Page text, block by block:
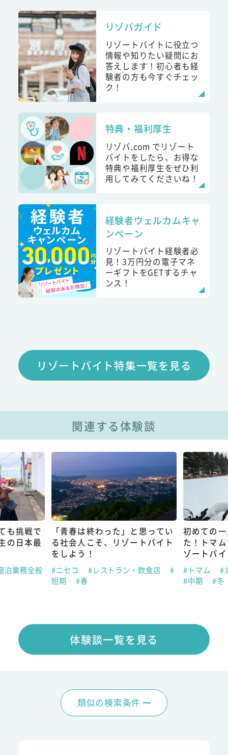
リゾバガイド
リゾートバイトに役立つ
情報や知りたい疑問にお
答えします！初心者も経
験者の方も今すぐチェッ
ク！
特典・福利厚生
リゾバ.com でリゾート
バイトをしたら、お得な
特典や福利厚生をぜひ利
用してみてくださいね！
経験者ウェルカムキャ
ンペーン
リゾートバイト経験者必
見！3万円分の電子マネ
ーギフトをGETするチャ
ンス！
リゾートバイト特集一覧を見る
関連する体験談
も挑戦で
の日本最
泊業務全般
「青春は終わった」と思ってい
る社会人こそ、リゾートバイト
をしよう！
#ニセコ #レストラン・飲食店
#
短期
#春
初めての
た！トマ
ゾートバ
#トマム
#
#中期
#冬
体験談一覧を見る
類似の検索条件